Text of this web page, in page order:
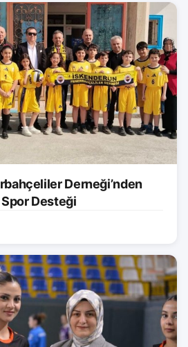
Derneği’nden
Spor Desteği